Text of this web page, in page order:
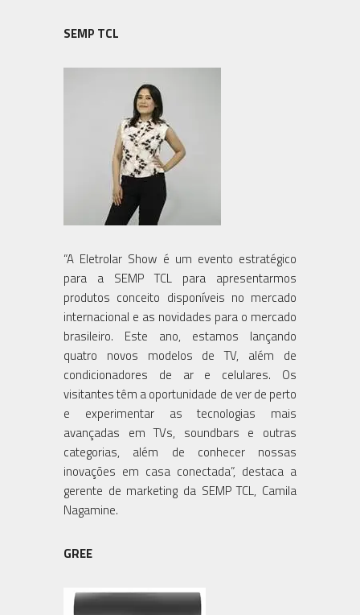
SEMP TCL
“A Eletrolar Show é um evento estratégico
para a SEMP TCL para apresentarmos
produtos conceito disponíveis no mercado
internacional e as novidades para o mercado
brasileiro. Este ano, estamos lançando
quatro novos modelos de TV, além de
condicionadores de ar e celulares. Os
visitantes têm a oportunidade de ver de perto
e experimentar as tecnologias mais
avançadas em TVs, soundbars e outras
categorias, além de conhecer nossas
inovações em casa conectada”, destaca a
gerente de marketing da SEMP TCL, Camila
Nagamine.
GREE